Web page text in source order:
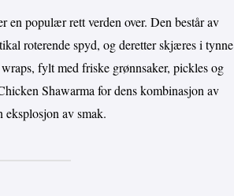
en populær rett verden over. Den består av
roterende spyd, og deretter skjæres i tynne
fylt med friske grønnsaker, pickles og
Shawarma for dens kombinasjon av
eksplosjon av smak.